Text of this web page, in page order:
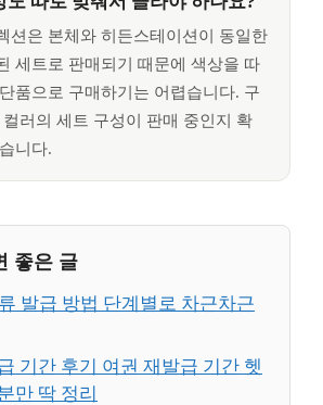
션은 본체와 히든스테이션이 동일한
세트로 판매되기 때문에 색상을 따
품으로 구매하기는 어렵습니다. 구
러의 세트 구성이 판매 중인지 확
니다.
좋은 글
발급 방법 단계별로 차근차근
기간 후기 여권 재발급 기간 헷
만 딱 정리